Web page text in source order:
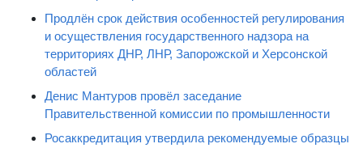
Продлён срок действия особенностей регулирования
и осуществления государственного надзора на
территориях ДНР, ЛНР, Запорожской и Херсонской
областей
Денис Мантуров провёл заседание
Правительственной комиссии по промышленности
Росаккредитация утвердила рекомендуемые образцы